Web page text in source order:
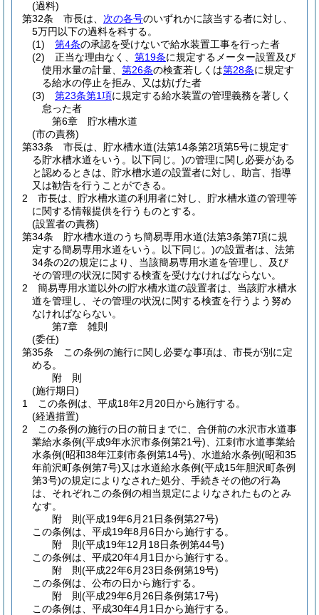
(過料)
第32条
市長は、 次の各号のいずれかに該当する者に対し、
5万円以下の過料を科する。
(1)
第4条の承認を受けないで給水装置工事を行った者
(2)
正当な理由なく、 第19条に規定するメーター設置及び
使用水量の計量、 第26条の検査若しくは第28条に規定す
る給水の停止を拒み、又は妨げた者
(3)
第23条第1項に規定する給水装置の管理義務を著しく
怠った者
第6章
貯水槽水道
(市の責務)
第33条
市長は、貯水槽水道(法第14条第2項第5号に規定す
る貯水槽水道をいう。以下同じ。)の管理に関し必要がある
と認めるときは、貯水槽水道の設置者に対し、助言、指導
又は勧告を行うことができる。
2
市長は、貯水槽水道の利用者に対し、貯水槽水道の管理等
に関する情報提供を行うものとする。
(設置者の責務)
第34条
貯水槽水道のうち簡易専用水道(法第3条第7項に規
定する簡易専用水道をいう。以下同じ。)の設置者は、法第
34条の2の規定により、当該簡易専用水道を管理し、及び
その管理の状況に関する検査を受けなければならない。
2
簡易専用水道以外の貯水槽水道の設置者は、当該貯水槽水
道を管理し、その管理の状況に関する検査を行うよう努め
なければならない。
第7章
雑則
(委任)
第35条
この条例の施行に関し必要な事項は、市長が別に定
める。
附 則
(施行期日)
1
この条例は、平成18年2月20日から施行する。
(経過措置)
2
この条例の施行の日の前日までに、合併前の水沢市水道事
業給水条例(平成9年水沢市条例第21号) 、江刺市水道事業給
水条例(昭和38年江刺市条例第14号) 、水道給水条例(昭和35
年前沢町条例第7号)又は水道給水条例(平成15年胆沢町条例
第3号)の規定によりなされた処分、手続きその他の行為
は、それぞれこの条例の相当規定によりなされたものとみ
なす。
附 則(平成19年6月21日条例第27号)
この条例は、平成19年8月6日から施行する。
附 則(平成19年12月18日条例第44号)
この条例は、平成20年4月1日から施行する。
附 則(平成22年6月23日条例第19号)
この条例は、公布の日から施行する。
附 則(平成29年6月26日条例第17号)
この条例は、平成30年4月1日から施行する。